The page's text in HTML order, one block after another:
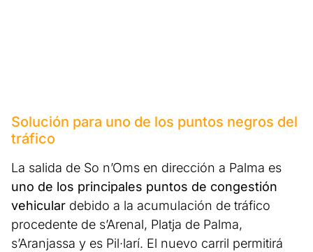
Solución para uno de los puntos negros del
tráfico
La salida de So n’Oms en dirección a Palma es
uno de los principales puntos de congestión
vehicular debido a la acumulación de tráfico
procedente de s’Arenal, Platja de Palma,
s’Aranjassa y es Pil·larí. El nuevo carril permitirá